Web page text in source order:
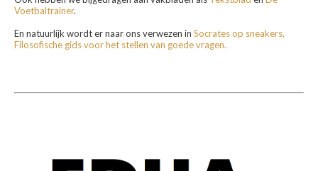
Voetbaltrainer.
En natuurlijk wordt er naar ons verwezen in Socrates op sneakers,
Filosofische gids voor het stellen van goede vragen.